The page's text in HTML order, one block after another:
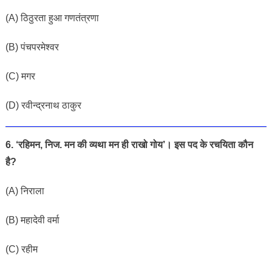
(A) ठिठुरता हुआ गणतंत्रणा
(B) पंचपरमेश्वर
(C) मगर
(D) रवीन्द्रनाथ ठाकुर
6. ‘रहिमन, निज. मन की व्यथा मन ही राखो गोय’। इस पद के रचयिता कौन
है?
(A) निराला
(B) महादेवी वर्मा
(C) रहीम